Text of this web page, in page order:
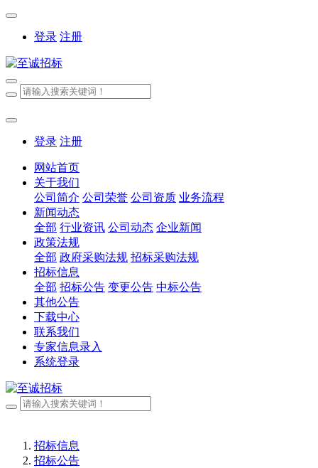
登录 注册
登录 注册
网站首页
关于我们
公司简介 公司荣誉 公司资质 业务流程
新闻动态
全部 行业资讯 公司动态 企业新闻
政策法规
全部 政府采购法规 招标采购法规
招标信息
全部 招标公告 变更公告 中标公告
其他公告
下载中心
联系我们
专家信息录入
系统登录
招标信息
招标公告